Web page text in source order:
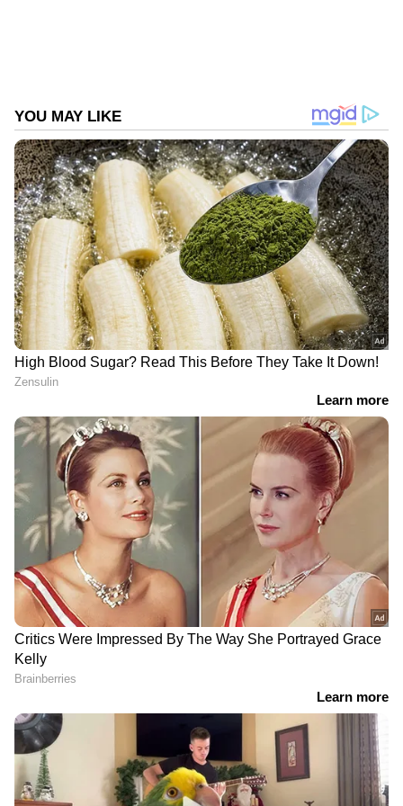
കേസുകളിൻ മേൽ നിയമോപദേശം,
നഷ്ടപരിഹാരം/ദയാഹർജികൾ എന്നിവയിൽ
DOWNLOAD APP
Pravasi
Malayali Newsലോകവുമായി ബന്ധപ്പെടൂ.
Gulf News in Malayalam
ജീവിതാനുഭവങ്ങളും, അവരുടെ
വിജയകഥകളും വെല്ലുവിളികളുമൊക്കെ —
പ്രവാസലോകത്തിന്റെ സ്പന്ദനം നേരിട്ട്
അനുഭവിക്കാൻAsianet News Malayalam